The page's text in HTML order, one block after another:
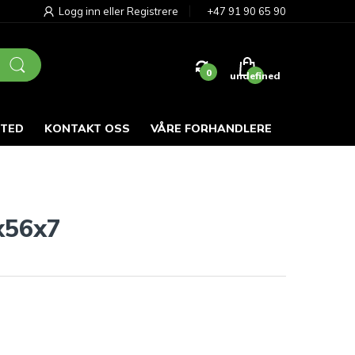
Logg inn ellerRegistrere +47 91 90 65 90
0 undefined
KONTAKT OSS VÅRE FORHANDLERE